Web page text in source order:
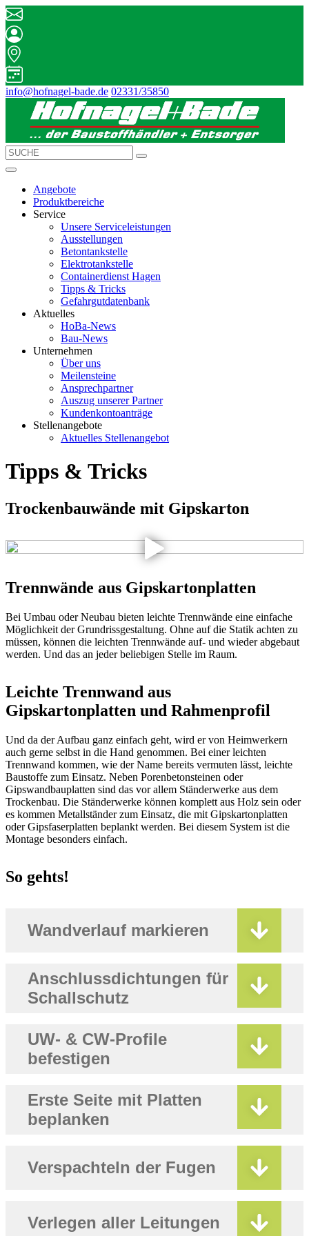
info@hofnagel-bade.de 02331/35850
Angebote
Produktbereiche
Service
Unsere Serviceleistungen
Ausstellungen
Betontankstelle
Elektrotankstelle
Containerdienst Hagen
Tipps & Tricks
Gefahrgutdatenbank
Aktuelles
HoBa-News
Bau-News
Unternehmen
Über uns
Meilensteine
Ansprechpartner
Auszug unserer Partner
Kundenkontoanträge
Stellenangebote
Aktuelles Stellenangebot
Tipps & Tricks
Trockenbauwände mit Gipskarton
Trennwände aus Gipskartonplatten
Bei Umbau oder Neubau bieten leichte Trennwände eine einfache
Möglichkeit der Grundrissgestaltung. Ohne auf die Statik achten zu
müssen, können die leichten Trennwände auf- und wieder abgebaut
werden. Und das an jeder beliebigen Stelle im Raum.
Leichte Trennwand aus
Gipskartonplatten und Rahmenprofil
Und da der Aufbau ganz einfach geht, wird er von Heimwerkern
auch gerne selbst in die Hand genommen. Bei einer leichten
Trennwand kommen, wie der Name bereits vermuten lässt, leichte
Baustoffe zum Einsatz. Neben Porenbetonsteinen oder
Gipswandbauplatten sind das vor allem Ständerwerke aus dem
Trockenbau. Die Ständerwerke können komplett aus Holz sein oder
es kommen Metallständer zum Einsatz, die mit Gipskartonplatten
oder Gipsfaserplatten beplankt werden. Bei diesem System ist die
Montage besonders einfach.
So gehts!
Wandverlauf markieren
Anschlussdichtungen für
Schallschutz
UW- & CW-Profile
befestigen
Erste Seite mit Platten
beplanken
Verspachteln der Fugen
Verlegen aller Leitungen